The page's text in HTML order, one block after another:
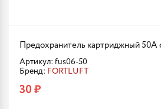
Предохранитель картриджный 50A
Артикул: fus06-50
Бренд: FORTLUFT
30 ₽